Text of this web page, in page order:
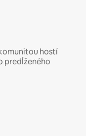
hostí
predĺženého